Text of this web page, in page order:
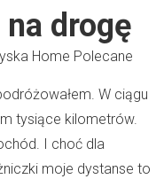
drogę
Home Polecane
W ciągu
tysiące kilometrów.
I choć dla
moje dystanse to